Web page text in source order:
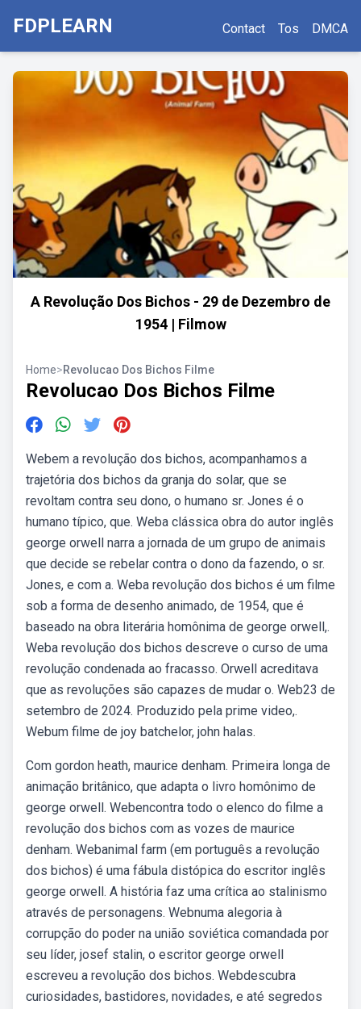
FDPLEARN Contact Tos DMCA
A Revolução Dos Bichos - 29 de Dezembro de
1954 | Filmow
Home>Revolucao Dos Bichos Filme
Revolucao Dos Bichos Filme
Webem a revolução dos bichos, acompanhamos a
trajetória dos bichos da granja do solar, que se
revoltam contra seu dono, o humano sr. Jones é o
humano típico, que. Weba clássica obra do autor inglês
george orwell narra a jornada de um grupo de animais
que decide se rebelar contra o dono da fazendo, o sr.
Jones, e com a. Weba revolução dos bichos é um filme
sob a forma de desenho animado, de 1954, que é
baseado na obra literária homônima de george orwell,.
Weba revolução dos bichos descreve o curso de uma
revolução condenada ao fracasso. Orwell acreditava
que as revoluções são capazes de mudar o. Web23 de
setembro de 2024. Produzido pela prime video,.
Webum filme de joy batchelor, john halas.
Com gordon heath, maurice denham. Primeira longa de
animação britânico, que adapta o livro homônimo de
george orwell. Webencontra todo o elenco do filme a
revolução dos bichos com as vozes de maurice
denham. Webanimal farm (em português a revolução
dos bichos) é uma fábula distópica do escritor inglês
george orwell. A história faz uma crítica ao stalinismo
através de personagens. Webnuma alegoria à
corrupção do poder na união soviética comandada por
seu líder, josef stalin, o escritor george orwell
escreveu a revolução dos bichos. Webdescubra
curiosidades, bastidores, novidades, e até segredos